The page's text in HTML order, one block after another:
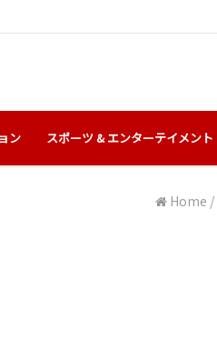
ン スポーツ & エンターテイメント
Home /